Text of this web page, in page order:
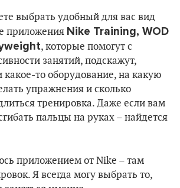
выбрать удобный для вас вид
приложения Nike Training, WOD
, которые помогут с
занятий, подскажут,
какое-то оборудование, на какую
упражнения и сколько
тренировка. Даже если вам
пальцы на руках – найдется
приложением от Nike – там
Я всегда могу выбрать то,